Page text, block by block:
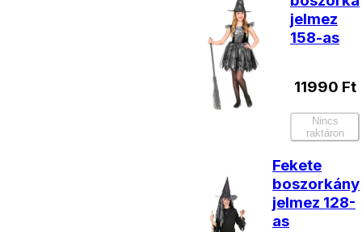
jelmez
158-as
11990 Ft
Nincs
raktáron
Fekete
boszorkány
jelmez 128-
as